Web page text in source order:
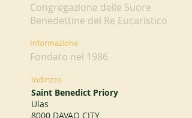
Congregazione delle Suore
Benedettine del Re Eucaristico
Informazione
Fondato nel 1986
Indirizzo
Saint Benedict Priory
Ulas
8000 DAVAO CITY